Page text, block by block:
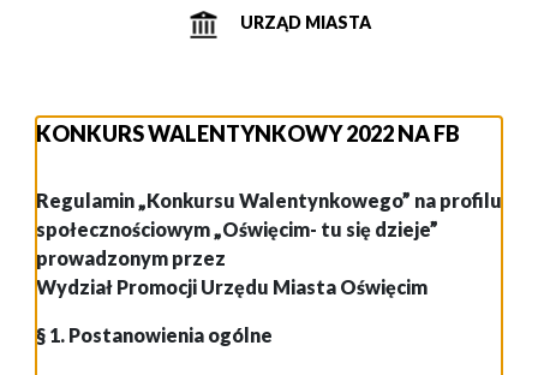
URZĄD MIASTA
KONKURS WALENTYNKOWY 2022 NA FB
Regulamin „Konkursu Walentynkowego” na profilu
społecznościowym „Oświęcim- tu się dzieje”
prowadzonym przez
Wydział Promocji Urzędu Miasta Oświęcim
§ 1. Postanowienia ogólne